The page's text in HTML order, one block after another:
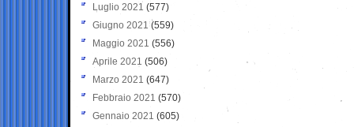
Luglio 2021 (577)
Giugno 2021(559)
Maggio 2021 (556)
Aprile 2021 (506)
Marzo 2021 (647)
Febbraio 2021 (570)
Gennaio 2021 (605)